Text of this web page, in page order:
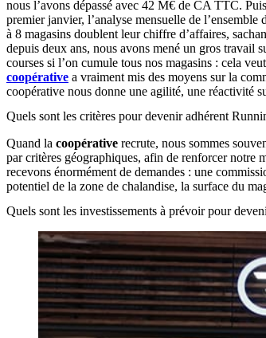
nous l’avons dépassé avec 42 M€ de CA TTC.
premier janvier, l’analyse mensuelle de
à 8 magasins doublent leur chiffre d’affaires,
depuis deux ans, nous avons mené un gros travail
courses si l’on cumule tous nos magasins : cela
coopérative a vraiment mis des moyens sur la
coopérative nous donne une agilité, une réactivité
Quels sont les critères pour devenir adhérent
Quand la coopérative recrute, nous sommes
par critères géographiques, afin de renforcer notre
recevons énormément de demandes : une
potentiel de la zone de chalandise, la surface du
Quels sont les investissements à prévoir pour